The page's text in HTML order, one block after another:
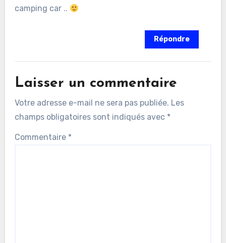
camping car ..
Répondre
Laisser un commentaire
Votre adresse e-mail ne sera pas publiée. Les
champs obligatoires sont indiqués avec *
Commentaire *